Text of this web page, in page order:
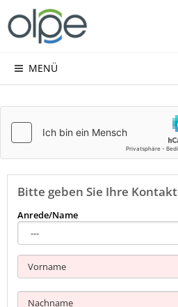
MENÜ
Kontakt zu
Platte
Bitte geben Sie Ihre
Anrede/Name